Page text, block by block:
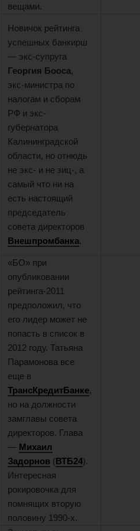
вещами.
Новичок рейтинга
успешных банкирш
— экс-супруга
Георгия Бооса,
экс-министра по
налогам и сборам
РФ и экс-
губернатора
Калининградской
области, но отнюдь
не экс- и не зиц-, а
самый что ни на
есть настоящий
председатель
совета директоров
Внешпромбанка.
«БО» при
опубликовании
рейтинга-2011
предположил, что
его лидер может не
попасть в список в
2012 году. Татьяна
Парамонова все
еще в
ТрансКредитБанке,
но на должности
замглавы совета
директоров. Глава
— Михаил
Задорнов (ВТБ24).
Интересная
рокировочка для
помнящих вторую
половину 1990-х.